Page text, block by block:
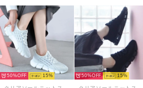
50% 15 50% 15